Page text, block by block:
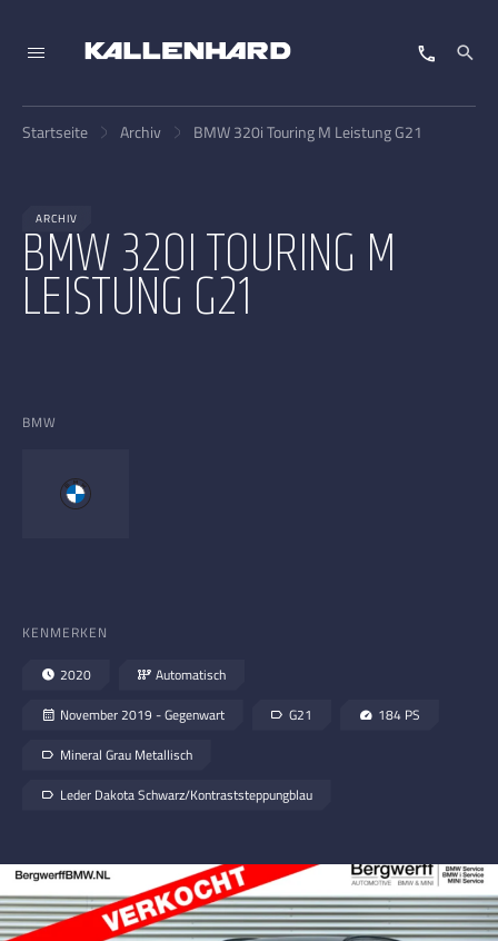
Startseite Archiv BMW 320i Touring M Leistung G21
ARCHIV
BMW 320I TOURING M
LEISTUNG G21
BMW
KENMERKEN
2020 Automatisch
November 2019 - Gegenwart G21 184 PS
Mineral Grau Metallisch
Leder Dakota Schwarz/Kontraststeppungblau